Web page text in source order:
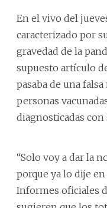
En el vivo del
caracterizado por
gravedad de la
supuesto artículo
pasaba de una
personas
diagnosticadas con
“Solo voy a dar la
porque ya lo dije
Informes oficiales